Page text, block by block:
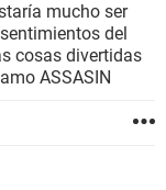
mucho ser
del
cosas divertidas
ASSASIN